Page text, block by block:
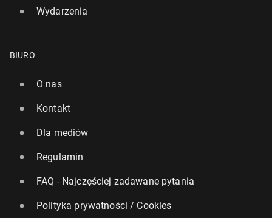
Wydarzenia
BIURO
O nas
Kontakt
Dla mediów
Regulamin
FAQ - Najczęściej zadawane pytania
Polityka prywatności / Cookies